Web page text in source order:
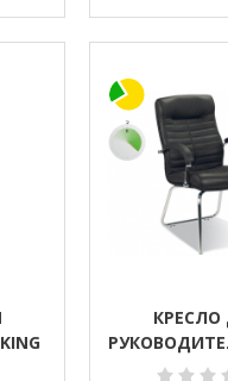
КРЕСЛО
STEEL